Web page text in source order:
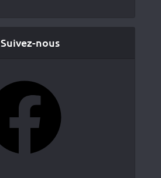
Suivez-nous